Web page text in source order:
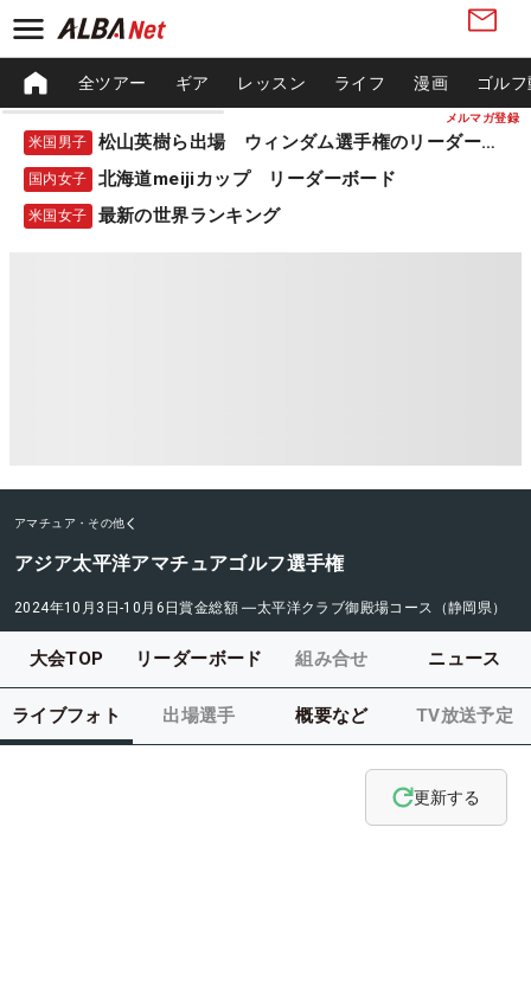
メルマガ登録
全ツアー ギア レッスン ライフ 漫画 ゴル
米国男子 松山英樹ら出場 ウィンダム選手権のリーダーボード
国内女子 北海道meijiカップ リーダーボード
米国女子 最新の世界ランキング
アマチュア・その他
アジア太平洋アマチュアゴルフ選手権
2024年10月3日-10月6日賞金総額 ―太平洋クラブ御殿場コース（静岡県）
大会TOP リーダーボード 組み合せ ニュース
ライブフォト 出場選手 概要など TV放送予定
更新する